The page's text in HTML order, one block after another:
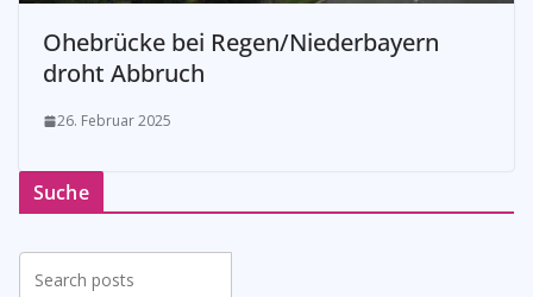
Ohebrücke bei Regen/Niederbayern
droht Abbruch
26. Februar 2025
Suche